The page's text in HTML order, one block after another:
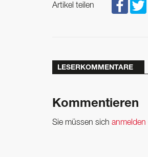
Artikel teilen
LESERKOMMENTARE
Kommentieren
Sie müssen sich anmelden